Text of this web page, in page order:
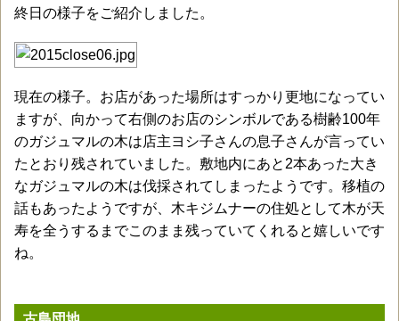
終日の様子をご紹介しました。
現在の様子。お店があった場所はすっかり更地になってい
ますが、向かって右側のお店のシンボルである樹齢100年
のガジュマルの木は店主ヨシ子さんの息子さんが言ってい
たとおり残されていました。敷地内にあと2本あった大き
なガジュマルの木は伐採されてしまったようです。移植の
話もあったようですが、木キジムナーの住処として木が天
寿を全うするまでこのまま残っていてくれると嬉しいです
ね。